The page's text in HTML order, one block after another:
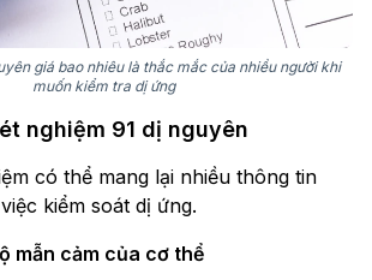
giá bao nhiêu là thắc mắc của nhiều người khi
muốn kiểm tra dị ứng
nghiệm 91 dị nguyên
có thể mang lại nhiều thông tin
kiểm soát dị ứng.
mẫn cảm của cơ thể